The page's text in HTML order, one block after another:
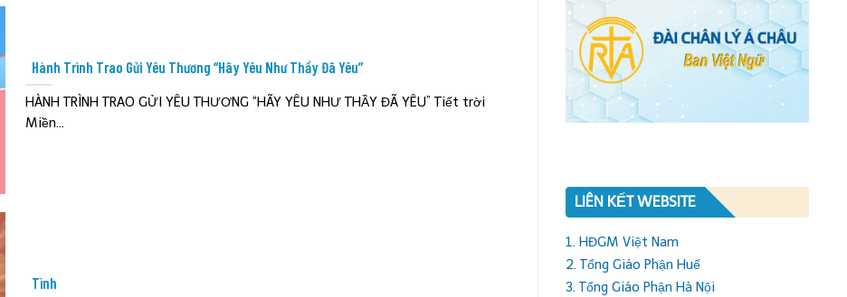
Hành Trình Trao Gửi Yêu Thương “Hãy Yêu Như Thầy Đã Yêu”
HÀNH TRÌNH TRAO GỬI YÊU THƯƠNG “HÃY YÊU NHƯ THẦY ĐÃ YÊU” Tiết trời
Miền...
Tình
LIÊN KẾT WEBSITE
1. HĐGM Việt Nam
2. Tổng Giáo Phận Huế
3. Tổng Giáo Phận Hà Nội